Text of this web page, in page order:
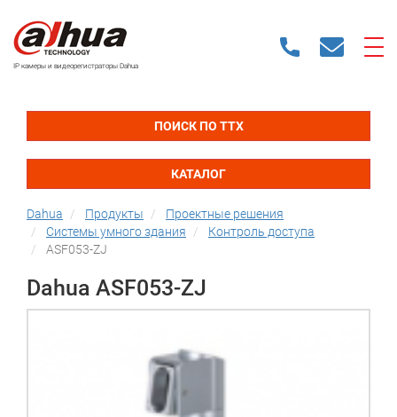
IP камеры и видеорегистраторы Dahua
ПОИСК ПО ТТХ
КАТАЛОГ
Dahua Продукты
Проектные решения
Системы умного здания
Контроль доступа
ASF053-ZJ
Dahua ASF053-ZJ